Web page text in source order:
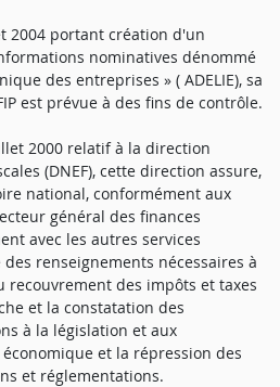
2004 portant création d'un
nominatives dénommé
des entreprises » ( ADELIE), sa
est prévue à des fins de contrôle.
2000 relatif à la direction
(DNEF), cette direction assure,
national, conformément aux
général des finances
avec les autres services
renseignements nécessaires à
recouvrement des impôts et taxes
et la constatation des
à la législation et aux
et la répression des
et réglementations.